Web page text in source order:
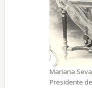
Mariana
Presidente